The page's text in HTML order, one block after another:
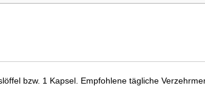
bzw. 1 Kapsel. Empfohlene tägliche